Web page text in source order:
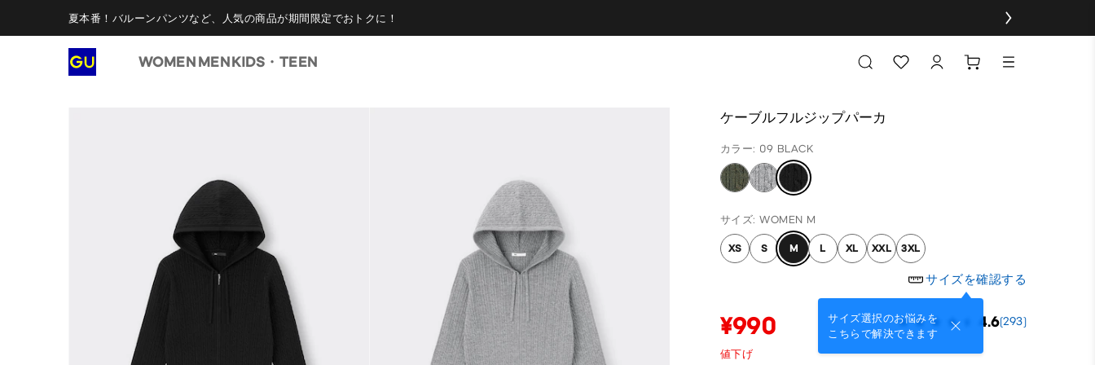
夏本番！バルーンパンツなど、人気の商品が期間限定でおトクに！
WOMEN MENKIDS・TEEN
ケーブルフルジップパーカ
カラー: 09 BLACK
サイズ: WOMEN M
XS S M L XL XXL 3XL
サイズを確認する
サイズ選択のお悩みを
こちらで解決できます
¥990 4.6(293)
値下げ